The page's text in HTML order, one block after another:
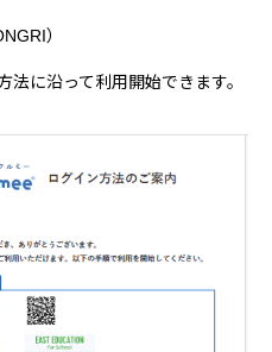
）
に沿って利用開始できます。